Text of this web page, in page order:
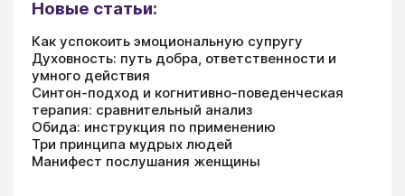
Новые статьи:
Как успокоить эмоциональную супругу
Духовность: путь добра, ответственности и
умного действия
Синтон-подход и когнитивно-поведенческая
терапия: сравнительный анализ
Обида: инструкция по применению
Три принципа мудрых людей
Манифест послушания женщины